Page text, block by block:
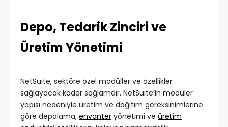
Depo, Tedarik Zinciri ve
Üretim Yönetimi
NetSuite, sektöre özel modüller ve özellikler
sağlayacak kadar sağlamdır. NetSuite’in modüler
yapısı nedeniyle üretim ve dağıtım gereksinimlerine
göre depolama, envanter yönetimi ve üretim